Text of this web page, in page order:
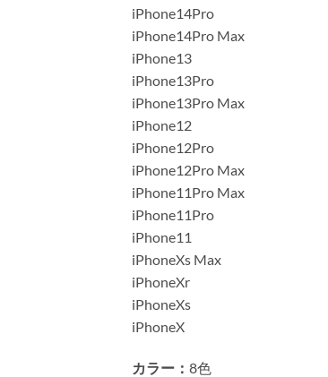
iPhone14Pro
iPhone14Pro Max
iPhone13
iPhone13Pro
iPhone13Pro Max
iPhone12
iPhone12Pro
iPhone12Pro Max
iPhone11Pro Max
iPhone11Pro
iPhone11
iPhoneXs Max
iPhoneXr
iPhoneXs
iPhoneX
カラー： 8色